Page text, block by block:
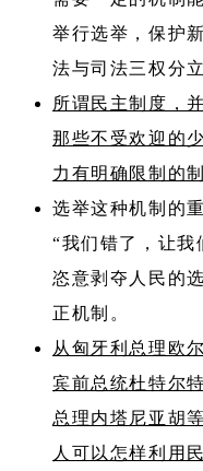
举行选举，保护
法与司法三权分立
所谓民主制度，
那些不受欢迎的
力有明确限制的制
选举这种机制的
“我们错了，让我
恣意剥夺人民的
正机制。
从匈牙利总理欧
宾前总统杜特尔
总理内塔尼亚胡
人可以怎样利用